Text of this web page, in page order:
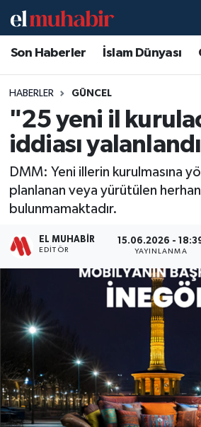
Son Haberler İslam Dünyası
HABERLER GÜNCEL
"25 yeni il
iddiası yalanlandı
DMM: Yeni illerin kurulmasına
planlanan veya yürütülen
bulunmamaktadır.
EL MUHABIR
EDITÖR
15.06.2026 -
YAYINLANMA
Hava Durumu
Trafik Durumu
Süper Lig Puan Durumu ve
Son Dakika Haberleri
Haber Arşivi